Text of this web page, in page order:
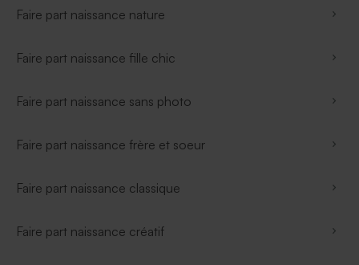
Faire part naissance nature
Faire part naissance fille chic
Faire part naissance sans photo
Faire part naissance frère et soeur
Faire part naissance classique
Faire part naissance créatif